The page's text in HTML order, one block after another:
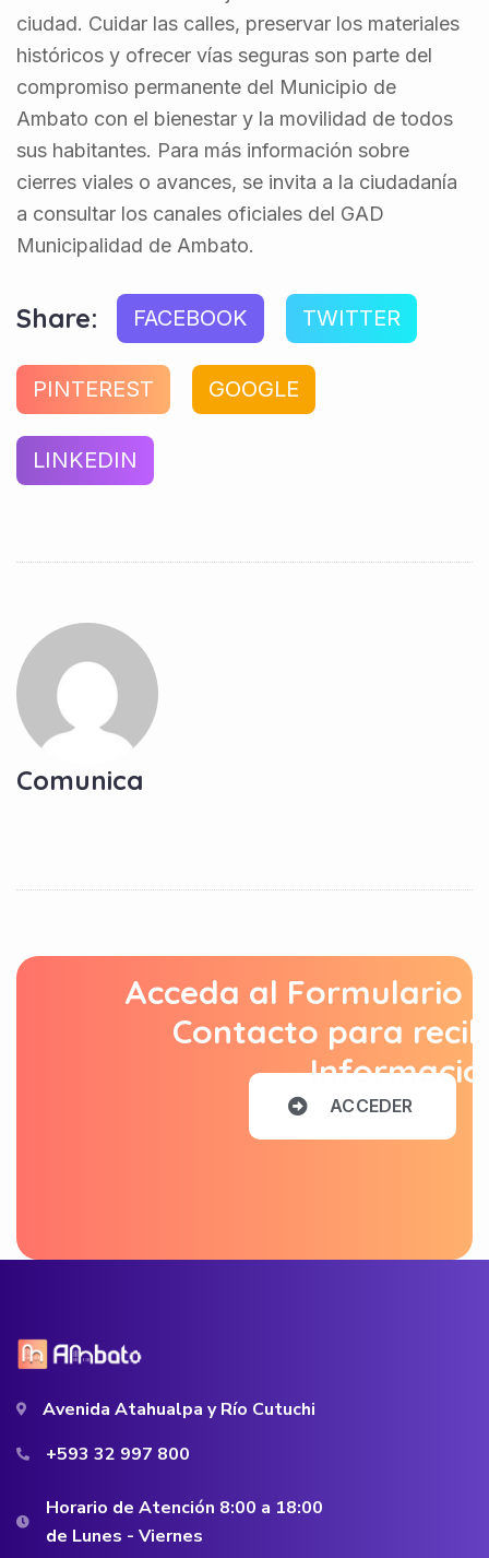
ciudad. Cuidar las calles, preservar los materiales
históricos y ofrecer vías seguras son parte del
compromiso permanente del Municipio de
Ambato con el bienestar y la movilidad de todos
sus habitantes. Para más información sobre
cierres viales o avances, se invita a la ciudadanía
a consultar los canales oficiales del GAD
Municipalidad de Ambato.
Share: FACEBOOK TWITTER
PINTEREST GOOGLE
LINKEDIN
Comunica
Acceda al Formulario
Contacto para
ACCEDER
Avenida Atahualpa y Río Cutuchi
+593 32 997 800
Horario de Atención 8:00 a 18:00
de Lunes - Viernes